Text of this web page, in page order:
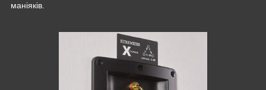
маніяків.